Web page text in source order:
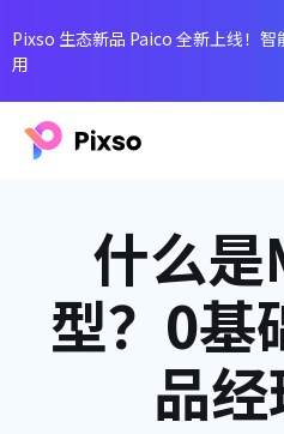
Pixso 生态新品 Paico 全新上线！智
用
什么是
型？0基
品经